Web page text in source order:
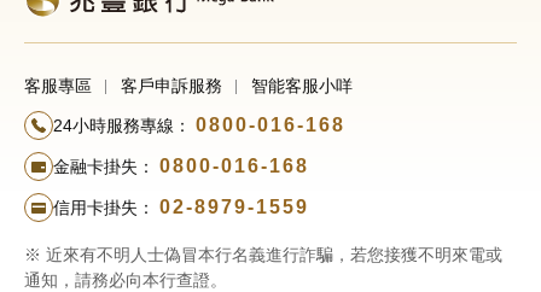
客服專區 客戶申訴服務 智能客服小咩
24小時服務專線： 0800-016-168
金融卡掛失： 0800-016-168
信用卡掛失： 02-8979-1559
※ 近來有不明人士偽冒本行名義進行詐騙，若您接獲不明來電或
通知，請務必向本行查證。